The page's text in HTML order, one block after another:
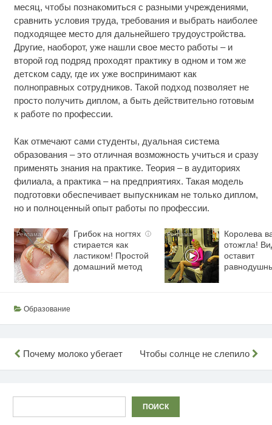
месяц, чтобы познакомиться с разными учреждениями,
сравнить условия труда, требования и выбрать наиболее
подходящее место для дальнейшего трудоустройства.
Другие, наоборот, уже нашли свое место работы – и
второй год подряд проходят практику в одном и том же
детском саду, где их уже воспринимают как
полноправных сотрудников. Такой подход позволяет не
просто получить диплом, а быть действительно готовым
к работе по профессии.
Как отмечают сами студенты, дуальная система
образования – это отличная возможность учиться и сразу
применять знания на практике. Теория – в аудиториях
филиала, а практика – на предприятиях. Такая модель
подготовки обеспечивает выпускникам не только диплом,
но и полноценный опыт работы по профессии.
i
Грибок на ногтях
стирается как
ластиком! Простой
домашний метод
Королева
отожгла!
оставит
Образование
Навигация
по
записям
Почему молоко убегает Чтобы солнце не слепило
ПОИСК